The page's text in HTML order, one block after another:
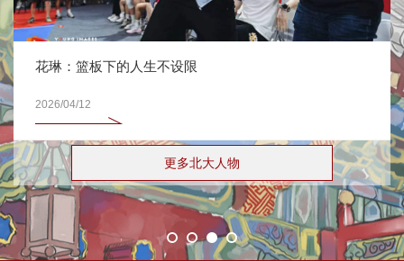
花琳：篮板下的人生不设限
2026/04/12
更多北大人物